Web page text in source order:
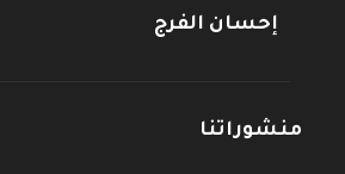
إحسان الفرج
منشوراتنا